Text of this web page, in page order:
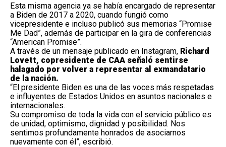
Esta misma agencia ya se había encargado de representar
a Biden de 2017 a 2020, cuando fungió como
vicepresidente e incluso publicó sus memorias “Promise
Me Dad”, además de participar en la gira de conferencias
“American Promise”.
A través de un mensaje publicado en Instagram, Richard
Lovett, copresidente de CAA señaló sentirse
halagado por volver a representar al exmandatario
de la nación.
“El presidente Biden es una de las voces más respetadas
e influyentes de Estados Unidos en asuntos nacionales e
internacionales.
Su compromiso de toda la vida con el servicio público es
de unidad, optimismo, dignidad y posibilidad. Nos
sentimos profundamente honrados de asociarnos
nuevamente con él”, escribió.